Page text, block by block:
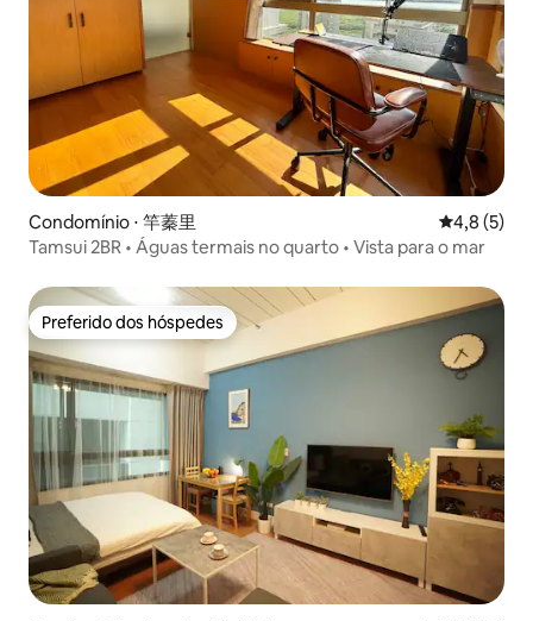
Condomínio ⋅ 竿蓁里 4,8 de
4,8 (5)
Tamsui 2BR • Águas termais no quarto • Vista para o mar
Preferido dos hóspedes
Preferido dos hóspedes